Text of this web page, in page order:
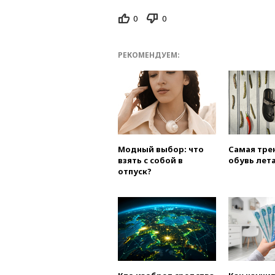
0 0
РЕКОМЕНДУЕМ:
Модный выбор: что
взять с собой в
отпуск?
Самая
обувь